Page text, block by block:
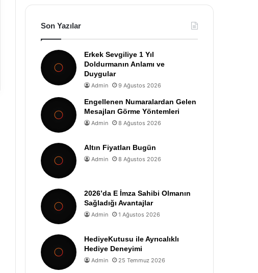
Son Yazılar
Erkek Sevgiliye 1 Yıl
Doldurmanın Anlamı ve
Duygular
Admin 9 Ağustos 2026
Engellenen Numaralardan Gelen
Mesajları Görme Yöntemleri
Admin 8 Ağustos 2026
Altın Fiyatları Bugün
Admin 8 Ağustos 2026
2026’da E İmza Sahibi Olmanın
Sağladığı Avantajlar
Admin 1 Ağustos 2026
HediyeKutusu ile Ayrıcalıklı
Hediye Deneyimi
Admin 25 Temmuz 2026